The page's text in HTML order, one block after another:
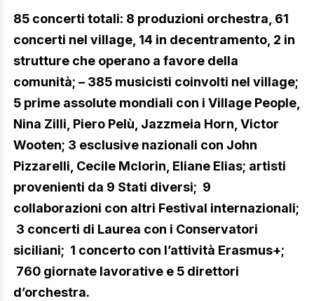
85 concerti totali: 8 produzioni orchestra, 61
concerti nel village, 14 in decentramento, 2 in
strutture che operano a favore della
comunità; – 385 musicisti coinvolti nel village;
5 prime assolute mondiali con i Village People,
Nina Zilli, Piero Pelù, Jazzmeia Horn, Victor
Wooten; 3 esclusive nazionali con John
Pizzarelli, Cecile Mclorin, Eliane Elias; artisti
provenienti da 9 Stati diversi; 9
collaborazioni con altri Festival internazionali;
3 concerti di Laurea con i Conservatori
siciliani; 1 concerto con l’attività Erasmus+;
760 giornate lavorative e 5 direttori
d’orchestra.